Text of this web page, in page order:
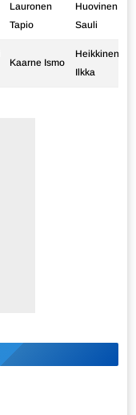
Lauronen
Tapio
Huovinen
Sauli
Kaarne Ismo
Heikkinen
Ilkka